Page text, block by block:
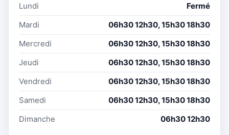
Lundi
Fermé
Mardi
06h30 12h30, 15h30 18h30
Mercredi
06h30 12h30, 15h30 18h30
Jeudi
06h30 12h30, 15h30 18h30
Vendredi
06h30 12h30, 15h30 18h30
Samedi
06h30 12h30, 15h30 18h30
Dimanche
06h30 12h30